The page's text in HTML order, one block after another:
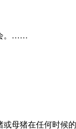
。……
或母猪在任何时